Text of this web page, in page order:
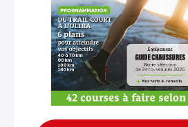
Rechercher